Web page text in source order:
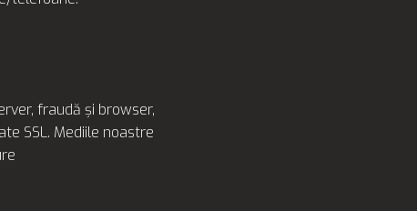
fraudă și browser,
SSL. Mediile noastre